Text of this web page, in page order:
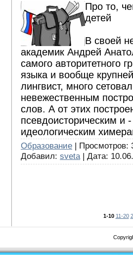
Про то,
детей
В своей
академик Андрей
самого авторитетного
языка и вообще
лингвист, много
невежественным
слов. А от этих
псевдоисторическим
идеологическим
Образование | Просмотров:
Добавил: sveta | Дата:
1-10 11-20